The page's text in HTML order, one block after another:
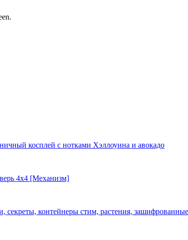
косплей с нотками Хэллоуина и авокадо
4х4 [Механизм]
секреты, контейнеры стим, растения,